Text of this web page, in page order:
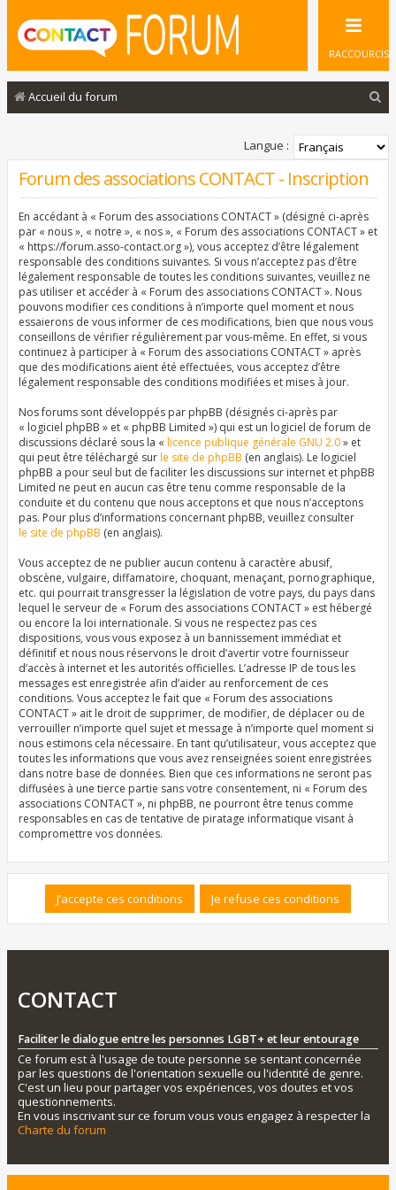
RACCOURCIS
Accueil du forum
c
Langue :
Forum des associations CONTACT - Inscription
En accédant à « Forum des associations CONTACT » (désigné ci-après
par « nous », « notre », « nos », « Forum des associations CONTACT » et
« https://forum.asso-contact.org »), vous acceptez d’être légalement
responsable des conditions suivantes. Si vous n’acceptez pas d’être
légalement responsable de toutes les conditions suivantes, veuillez ne
pas utiliser et accéder à « Forum des associations CONTACT ». Nous
pouvons modifier ces conditions à n’importe quel moment et nous
essaierons de vous informer de ces modifications, bien que nous vous
conseillons de vérifier régulièrement par vous-même. En effet, si vous
continuez à participer à « Forum des associations CONTACT » après
que des modifications aient été effectuées, vous acceptez d’être
légalement responsable des conditions modifiées et mises à jour.
Nos forums sont développés par phpBB (désignés ci-après par
« logiciel phpBB » et « phpBB Limited ») qui est un logiciel de forum de
discussions déclaré sous la « licence publique générale GNU 2.0» et
qui peut être téléchargé surle site de phpBB (en anglais). Le logiciel
phpBB a pour seul but de faciliter les discussions sur internet et phpBB
Limited ne peut en aucun cas être tenu comme responsable de la
conduite et du contenu que nous acceptons et que nous n’acceptons
pas. Pour plus d’informations concernant phpBB, veuillez consulter
le site de phpBB (en anglais).
Vous acceptez de ne publier aucun contenu à caractère abusif,
obscène, vulgaire, diffamatoire, choquant, menaçant, pornographique,
etc. qui pourrait transgresser la législation de votre pays, du pays dans
lequel le serveur de « Forum des associations CONTACT » est hébergé
ou encore la loi internationale. Si vous ne respectez pas ces
dispositions, vous vous exposez à un bannissement immédiat et
définitif et nous nous réservons le droit d’avertir votre fournisseur
d’accès à internet et les autorités officielles. L’adresse IP de tous les
messages est enregistrée afin d’aider au renforcement de ces
conditions. Vous acceptez le fait que « Forum des associations
CONTACT » ait le droit de supprimer, de modifier, de déplacer ou de
verrouiller n’importe quel sujet et message à n’importe quel moment si
nous estimons cela nécessaire. En tant qu’utilisateur, vous acceptez que
toutes les informations que vous avez renseignées soient enregistrées
dans notre base de données. Bien que ces informations ne seront pas
diffusées à une tierce partie sans votre consentement, ni « Forum des
associations CONTACT », ni phpBB, ne pourront être tenus comme
responsables en cas de tentative de piratage informatique visant à
compromettre vos données.
CONTACT
Faciliter le dialogue entre les personnes LGBT+ et leur entourage
Ce forum est à l'usage de toute personne se sentant concernée
par les questions de l'orientation sexuelle ou l'identité de genre.
C'est un lieu pour partager vos expériences, vos doutes et vos
questionnements.
En vous inscrivant sur ce forum vous vous engagez à respecter la
Charte du forum